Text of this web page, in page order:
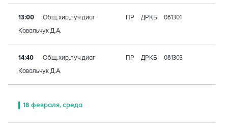
13:00 Общ.хир,луч.диаг ПР ДРКБ 081301
Ковальчук Д.А.
14:40 Общ.хир,луч.диаг ПР ДРКБ 081303
Ковальчук Д.А.
18 февраля, среда